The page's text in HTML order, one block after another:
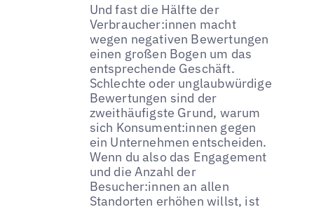
Und fast die Hälfte der
Verbraucher:innen macht
wegen negativen Bewertungen
einen großen Bogen um das
entsprechende Geschäft.
Schlechte oder unglaubwürdige
Bewertungen sind der
zweithäufigste Grund, warum
sich Konsument:innen gegen
ein Unternehmen entscheiden.
Wenn du also das Engagement
und die Anzahl der
Besucher:innen an allen
Standorten erhöhen willst, ist